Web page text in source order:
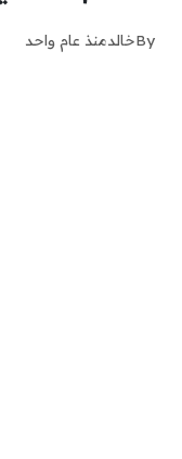
Byخالدمنذ عام واحد